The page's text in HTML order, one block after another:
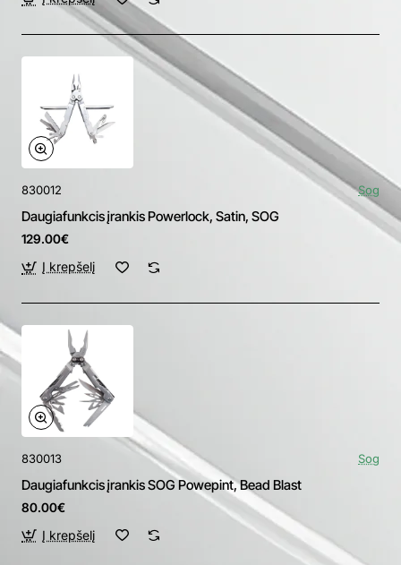
830012 Sog
Daugiafunkcis įrankis Powerlock, Satin, SOG
129.00€
Į krepšelį
830013 Sog
Daugiafunkcis įrankis SOG Powepint, Bead Blast
80.00€
Į krepšelį